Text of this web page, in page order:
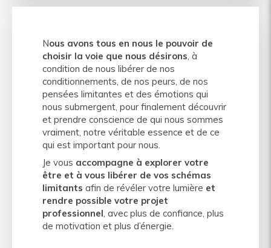
Nous avons tous en nous le pouvoir de
choisir la voie que nous désirons, à
condition de nous libérer de nos
conditionnements, de nos peurs, de nos
pensées limitantes et des émotions qui
nous submergent, pour finalement découvrir
et prendre conscience de qui nous sommes
vraiment, notre véritable essence et de ce
qui est important pour nous.
Je vous accompagne à explorer votre
être et à vous libérer de vos schémas
limitants afin de révéler votre lumière et
rendre possible votre projet
professionnel, avec plus de confiance, plus
de motivation et plus d’énergie.